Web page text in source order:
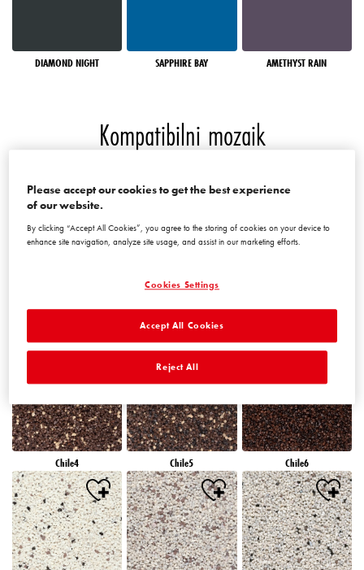
DIAMOND NIGHT SAPPHIRE BAY AMETHYST RAIN
Kompatibilni mozaik
Chile2
Chile4 Chile5 Chile6
Please accept our cookies to get the best experience
of our website.
By clicking “Accept All Cookies”, you agree to the storing of cookies on your device to
enhance site navigation, analyze site usage, and assist in our marketing efforts.
Cookies Settings
Reject All
Accept All Cookies